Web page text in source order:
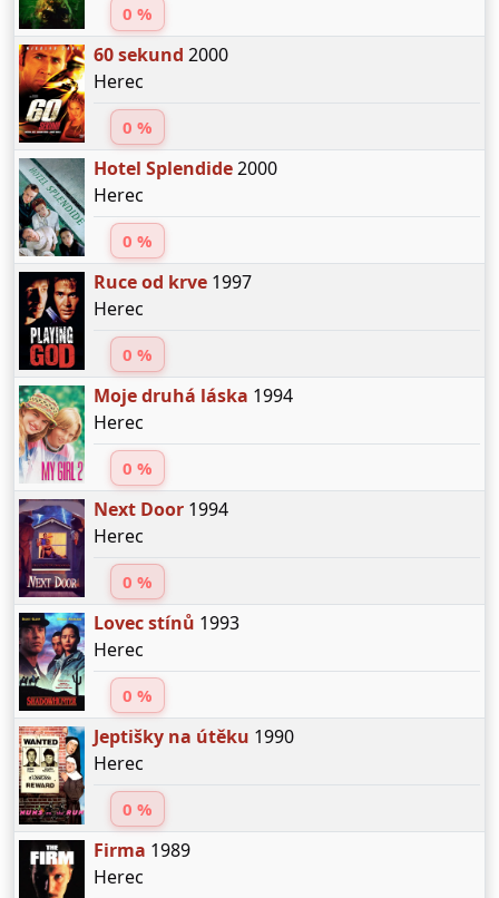
0 %
60 sekund 2000
Herec
0 %
Hotel Splendide2000
Herec
0 %
Ruce od krve1997
Herec
0 %
Moje druhá láska 1994
Herec
0 %
Next Door1994
Herec
0 %
Lovec stínů 1993
Herec
0 %
Jeptišky na útěku 1990
Herec
0 %
Firma 1989
Herec